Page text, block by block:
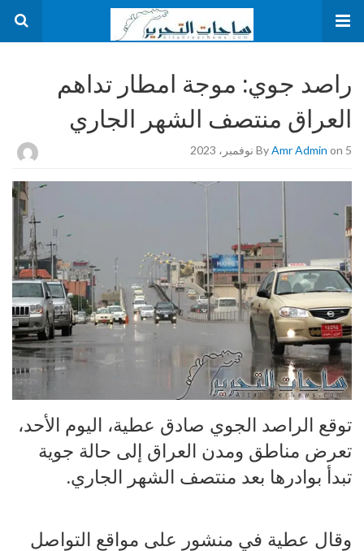
راصد جوي: موجة امطار تداهم
العراق منتصف الشهر الجاري
ByAmr Admin on 5 نوفمبر، 2023
توقع الراصد الجوي صادق عطية، اليوم الأحد،
تعرض مناطق ومدن العراق إلى حالة جوية
تبدأ بوادرها بعد منتصف الشهر الجاري.
وقال عطية في منشور على مواقع التواصل